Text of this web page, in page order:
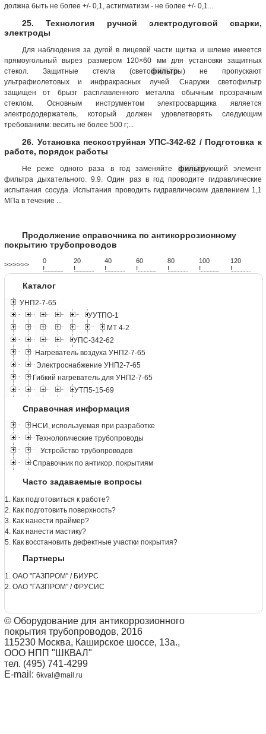
должна быть не более +/- 0,1, астигматизм - не более +/- 0,1...
25. Технология ручной электродуговой сварки,
электроды
Для наблюдения за дугой в лицевой части щитка и шлеме имеется
прямоугольный вырез размером 120×60 мм для установки защитных
стекол. Защитные стекла (светофильтры) не пропускают
ультрафиолетовых и инфракрасных лучей. Снаружи светофильтр
защищен от брызг расплавленного металла обычным прозрачным
стеклом. Основным инструментом электросварщика является
электрододержатель, который должен удовлетворять следующим
требованиям: весить не более 500 г;...
26. Установка пескоструйная УПС-342-62 / Подготовка к
работе, порядок работы
Не реже одного раза в год заменяйте фильтрующий элемент
фильтра дыхательного. 9.9. Один раз в год проводите гидравлические
испытания сосуда. Испытания проводить гидравлическим давлением 1,1
МПа в течение ...
Продолжение справочника по антикоррозионному
покрытию трубопроводов
>>>>>> 0
!...................
20
!...................
40
!...................
60
!...................
80
!...................
100
!...................
120
!...................
Каталог
УНП2-7-65
УУТПО-1
МТ 4-2
УПС-342-62
Нагреватель воздуха УНП2-7-65
Электроснабжение УНП2-7-65
Гибкий нагреватель для УНП2-7-65
УТП5-15-69
Справочная информация
НСИ, используемая при разработке
Технологические трубопроводы
Устройство трубопроводов
Справочник по антикор. покрытиям
Часто задаваемые вопросы
1. Как подготовиться к работе?
2. Как подготовить поверхность?
3. Как нанести праймер?
4. Как нанести мастику?
5. Как восстановить дефектные участки покрытия?
Партнеры
1. ОАО "ГАЗПРОМ" / БИУРС
2. ОАО "ГАЗПРОМ" / ФРУСИС
© Оборудование для антикоррозионного
покрытия трубопроводов, 2016
115230 Москва, Каширское шоссе, 13а.,
ООО НПП "ШКВАЛ"
тел. (495) 741-4299
E-mail: 6kval@mail.ru